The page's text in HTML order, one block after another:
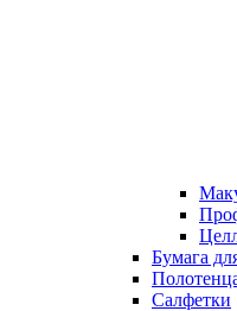
Бумага
Салфетки